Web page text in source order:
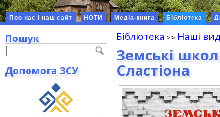
Про нас і наш сайт НОТИ Медіа-книга Бібліотека
Бібліотека Наші
Земські
Сластіона
Пошук
Допомога ЗСУ